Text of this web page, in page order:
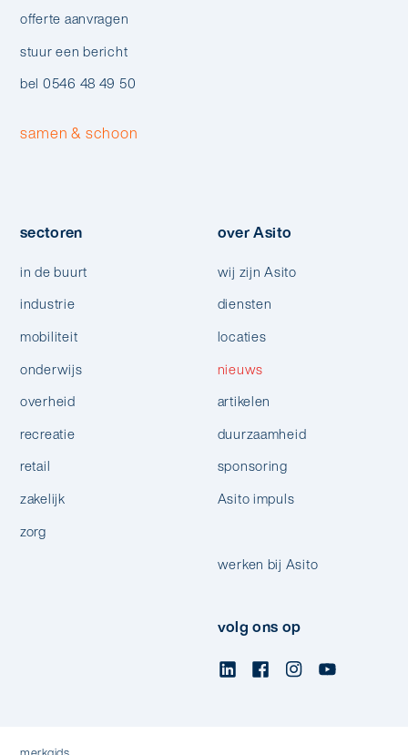
offerte aanvragen
stuur een bericht
bel 0546 48 49 50
samen & schoon
sectoren
in de buurt
industrie
mobiliteit
onderwijs
overheid
recreatie
retail
zakelijk
zorg
over Asito
wij zijn Asito
diensten
locaties
nieuws
artikelen
duurzaamheid
sponsoring
Asito impuls
werken bij Asito
volg ons op